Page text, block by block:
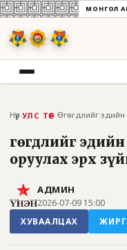
МОНГОЛ
Нүүр УЛС ТӨР ›
Өгөгдлийг
оруулах эрх
АДМИН
2026-07-09 15:00
ХУВААЛЦАХ